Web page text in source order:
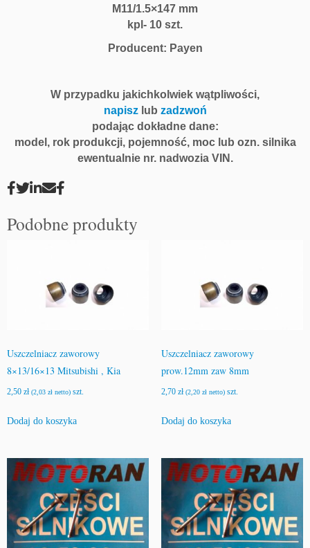
M11/1.5×147 mm
kpl- 10 szt.
Producent: Payen
W przypadku jakichkolwiek wątpliwości,
napiszlub zadzwoń
podając dokładne dane:
model, rok produkcji, pojemność, moc lub ozn. silnika
ewentualnie nr. nadwozia VIN.
Podobne produkty
Uszczelniacz zaworowy
8×13/16×13 Mitsubishi , Kia
2,50 zł (2,03 zł netto) szt.
Dodaj do koszyka
Uszczelniacz zaworowy
prow.12mm zaw 8mm
2,70 zł (2,20 złnetto)szt.
Dodaj do koszyka